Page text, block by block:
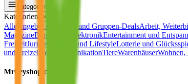
Kategorien
Kategorien ✕
Alle Angebot des Tages und Gruppen-DealsArbeit,
MagazineBüro ElektronikEntertainment und
FreizeitJuristisch Kunst und LifestyleLotterie und
und Freizeit
TelekommunikationTiereWarenhäuserWohnen,
Mrkeyshop.com/de/